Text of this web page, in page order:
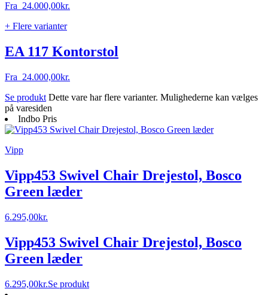
Fra 24.000,00kr.
+ Flere varianter
EA 117 Kontorstol
Fra 24.000,00kr.
Se produkt Dette vare har flere varianter. Mulighederne kan vælges
på varesiden
Indbo Pris
Vipp
Vipp453 Swivel Chair Drejestol, Bosco
Green læder
6.295,00kr.
Vipp453 Swivel Chair Drejestol, Bosco
Green læder
6.295,00kr.Se produkt